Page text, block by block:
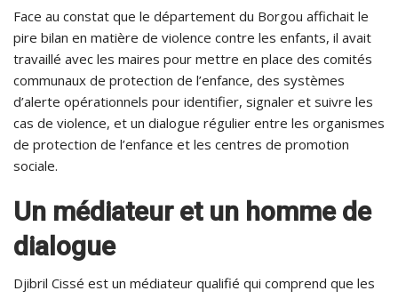
Face au constat que le département du Borgou affichait le
pire bilan en matière de violence contre les enfants, il avait
travaillé avec les maires pour mettre en place des comités
communaux de protection de l’enfance, des systèmes
d’alerte opérationnels pour identifier, signaler et suivre les
cas de violence, et un dialogue régulier entre les organismes
de protection de l’enfance et les centres de promotion
sociale.
Un médiateur et un homme de
dialogue
Djibril Cissé est un médiateur qualifié qui comprend que les